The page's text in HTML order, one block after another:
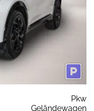
Pkw
Geländewagen